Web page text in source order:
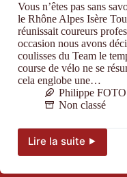
Vous n’êtes pas sans
le Rhône Alpes Isère
réunissait coureurs
occasion nous avons
coulisses du Team le
course de vélo ne se
cela englobe une…
Philippe FOTO
Non classé
Lire la suite ⯈
Dans
coulisses